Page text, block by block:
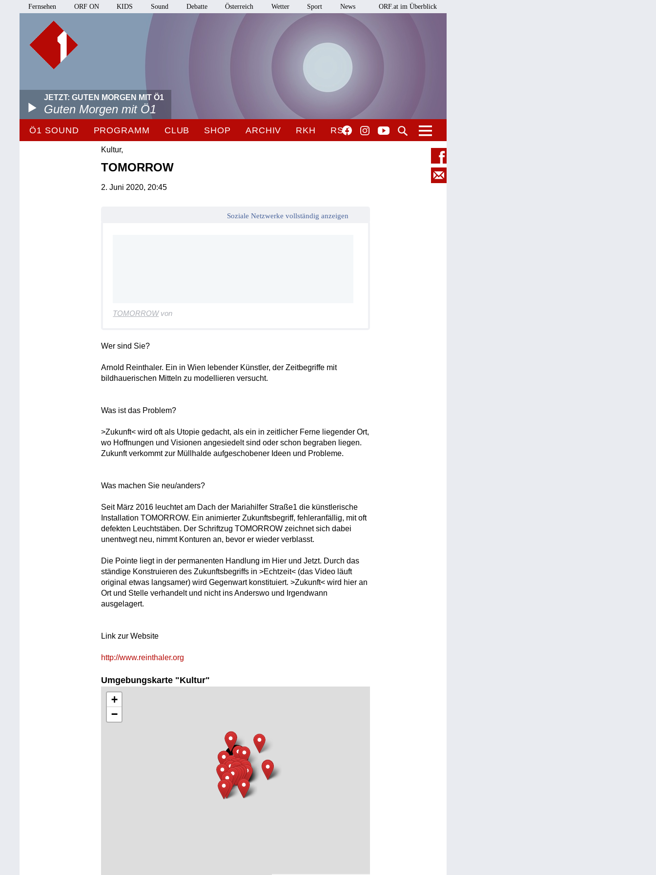
Fernsehen ORF ON KIDS Sound Debatte Österreich Wetter Sport News ORF.at im Überblick
JETZT: GUTEN MORGEN MIT Ö1
Guten Morgen mit Ö1
Ö1 SOUND PROGRAMM CLUB SHOP ARCHIV RKH RSO
Kultur,
TOMORROW
2. Juni 2020, 20:45
Soziale Netzwerke vollständig anzeigen
TOMORROWvon
Wer sind Sie?
Arnold Reinthaler. Ein in Wien lebender Künstler, der Zeitbegriffe mit
bildhauerischen Mitteln zu modellieren versucht.
Was ist das Problem?
>Zukunft< wird oft als Utopie gedacht, als ein in zeitlicher Ferne liegender Ort,
wo Hoffnungen und Visionen angesiedelt sind oder schon begraben liegen.
Zukunft verkommt zur Müllhalde aufgeschobener Ideen und Probleme.
Was machen Sie neu/anders?
Seit März 2016 leuchtet am Dach der Mariahilfer Straße1 die künstlerische
Installation TOMORROW. Ein animierter Zukunftsbegriff, fehleranfällig, mit oft
defekten Leuchtstäben. Der Schriftzug TOMORROW zeichnet sich dabei
unentwegt neu, nimmt Konturen an, bevor er wieder verblasst.
Die Pointe liegt in der permanenten Handlung im Hier und Jetzt. Durch das
ständige Konstruieren des Zukunftsbegriffs in >Echtzeit< (das Video läuft
original etwas langsamer) wird Gegenwart konstituiert. >Zukunft< wird hier an
Ort und Stelle verhandelt und nicht ins Anderswo und Irgendwann
ausgelagert.
Link zur Website
http://www.reinthaler.org
Umgebungskarte "Kultur"
+
−